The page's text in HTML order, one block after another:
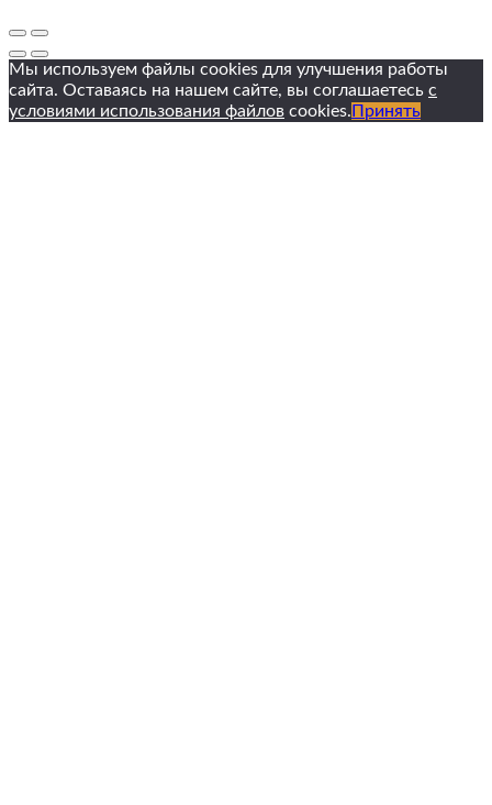
Мы используем файлы cookies для улучшения работы
сайта. Оставаясь на нашем сайте, вы соглашаетесь с
условиями использования файлов cookies. Принять